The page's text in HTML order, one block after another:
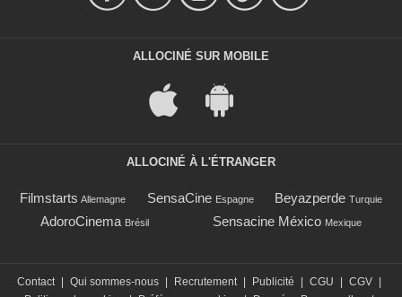
ALLOCINÉ SUR MOBILE
ALLOCINÉ À L'ÉTRANGER
Filmstarts Allemagne SensaCine Espagne Beyazperde Turquie
AdoroCinema Brésil Sensacine México Mexique
Contact Qui sommes-nous Recrutement Publicité CGU CGV